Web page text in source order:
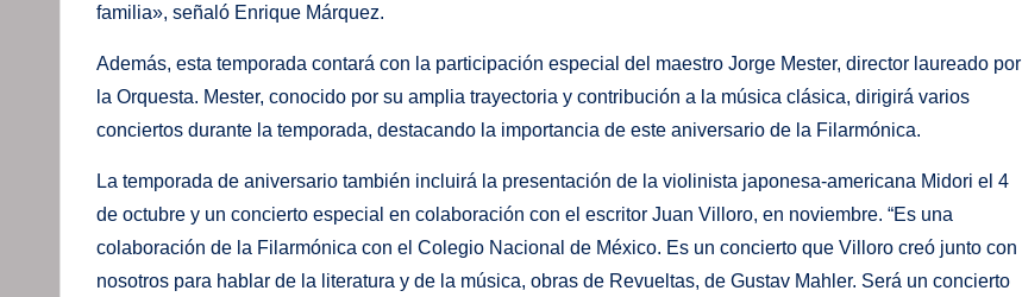
familia», señaló Enrique Márquez.
Además, esta temporada contará con la participación especial del maestro Jorge Mester, director laureado por
la Orquesta. Mester, conocido por su amplia trayectoria y contribución a la música clásica, dirigirá varios
conciertos durante la temporada, destacando la importancia de este aniversario de la Filarmónica.
La temporada de aniversario también incluirá la presentación de la violinista japonesa-americana Midori el 4
de octubre y un concierto especial en colaboración con el escritor Juan Villoro, en noviembre. “Es una
colaboración de la Filarmónica con el Colegio Nacional de México. Es un concierto que Villoro creó junto con
nosotros para hablar de la literatura y de la música, obras de Revueltas, de Gustav Mahler. Será un concierto